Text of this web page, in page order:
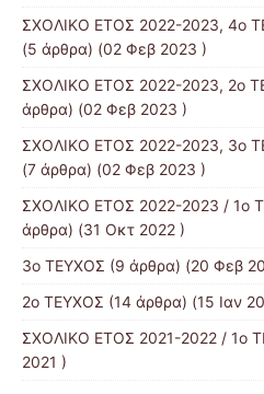
ΣΧΟΛΙΚΟ ΕΤΟΣ 2022-2023, 4ο
(5 άρθρα) (02 Φεβ 2023 )
ΣΧΟΛΙΚΟ ΕΤΟΣ 2022-2023, 2ο
άρθρα) (02 Φεβ 2023 )
ΣΧΟΛΙΚΟ ΕΤΟΣ 2022-2023, 3ο
(7 άρθρα) (02 Φεβ 2023 )
ΣΧΟΛΙΚΟ ΕΤΟΣ 2022-2023 / 1ο
άρθρα) (31 Οκτ 2022 )
3ο ΤΕΥΧΟΣ (9 άρθρα) (20 Φεβ
2ο ΤΕΥΧΟΣ (14 άρθρα) (15 Ιαν
ΣΧΟΛΙΚΟ ΕΤΟΣ 2021-2022 / 1ο
2021 )